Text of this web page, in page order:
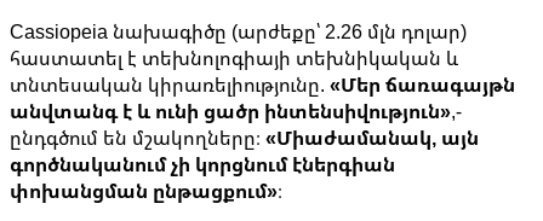
Cassiopeia նախագիծը (արժեքը՝ 2.26 մլն դոլար)
հաստատել է տեխնոլոգիայի տեխնիկական և
տնտեսական կիրառելիությունը. «Մեր ճառագայթն
անվտանգ է և ունի ցածր ինտենսիվություն»,-
ընդգծում են մշակողները։ «Միաժամանակ, այն
գործնականում չի կորցնում էներգիան
փոխանցման ընթացքում»։